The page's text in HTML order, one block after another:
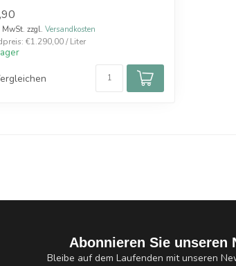
zzgl. Versandkosten
€1.290,00 / Liter
Abonnieren Sie unseren
Bleibe auf dem Laufenden mit unseren